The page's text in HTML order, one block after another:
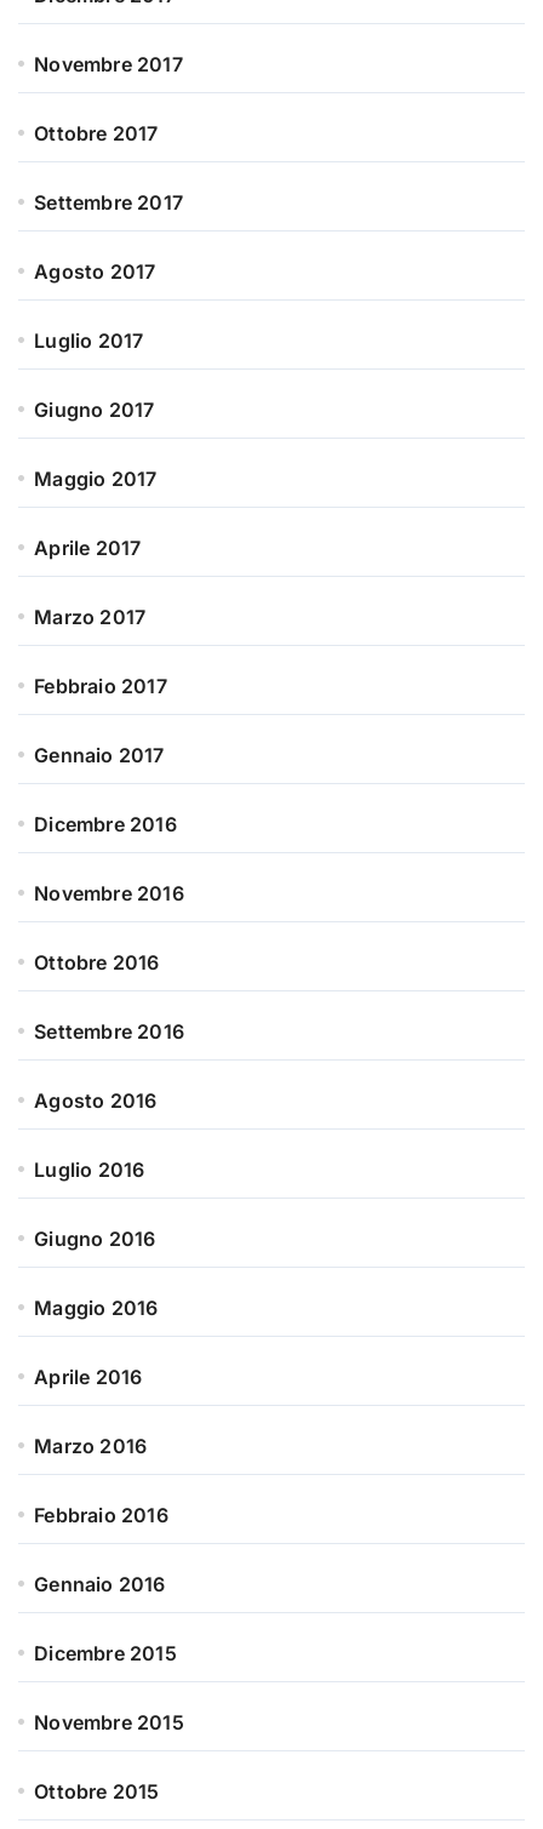
Novembre 2017
Ottobre 2017
Settembre 2017
Agosto 2017
Luglio 2017
Giugno 2017
Maggio 2017
Aprile 2017
Marzo 2017
Febbraio 2017
Gennaio 2017
Dicembre 2016
Novembre 2016
Ottobre 2016
Settembre 2016
Agosto 2016
Luglio 2016
Giugno 2016
Maggio 2016
Aprile 2016
Marzo 2016
Febbraio 2016
Gennaio 2016
Dicembre 2015
Novembre 2015
Ottobre 2015